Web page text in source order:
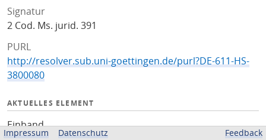
Signatur
2 Cod. Ms. jurid. 391
PURL
http://resolver.sub.uni-goettingen.de/purl?DE-611-HS-
3800080
AKTUELLES ELEMENT
Einband
Impressum Datenschutz Feedback